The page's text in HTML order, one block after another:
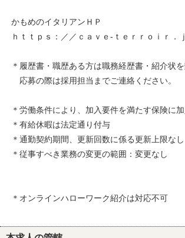
かもめのイタリアンＨＰ
ｈｔｔｐｓ：／／ｃａｖｅ‐ｔｅｒｒｏｉｒ．
＊履歴書・職歴ある方は職務経歴書・紹介状を
応募の際は採用担当までご連絡ください。
＊労働条件により、加入要件を満たす保険に加
＊有給休暇は法定通り付与
＊通勤契約期間、更新回数に係る更新上限なし
＊従事すべき業務の変更の範囲：変更なし
＊オンラインハローワーク紹介は対応不可